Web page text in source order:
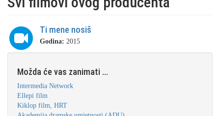
Ti mene nosiš
Godina: 2015
Možda će vas zanimati ...
Intermedia Network
Ellepi film
Kiklop film, HRT